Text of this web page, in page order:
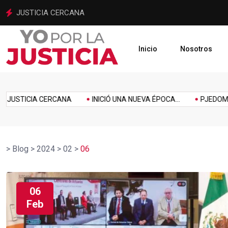
INICIÓ UNA NUEVA ÉPOCA PARA LA JUSTICIA MEXIQUENSE
Inicio Nosotros
CERCANA INICIÓ UNA NUEVA ÉPOCA... PJEDOMEX
Homenaje Inclusión Innovación Link Music Politics
> Blog > 2024 > 02 > 06
06
Feb